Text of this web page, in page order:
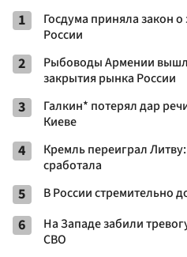
1
Госдума приняла закон
России
2
Рыбоводы Армении
закрытия рынка России
3
Галкин* потерял дар
Киеве
4
Кремль переиграл
сработала
5 В России стремительно
6
На Западе забили
СВО